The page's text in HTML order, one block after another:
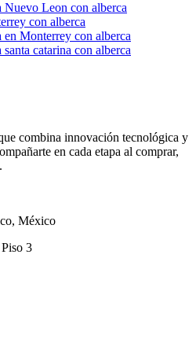
Nuevo Leon con alberca
con alberca
en Monterrey con alberca
catarina con alberca
combina innovación tecnológica y
en cada etapa al comprar,
México
3